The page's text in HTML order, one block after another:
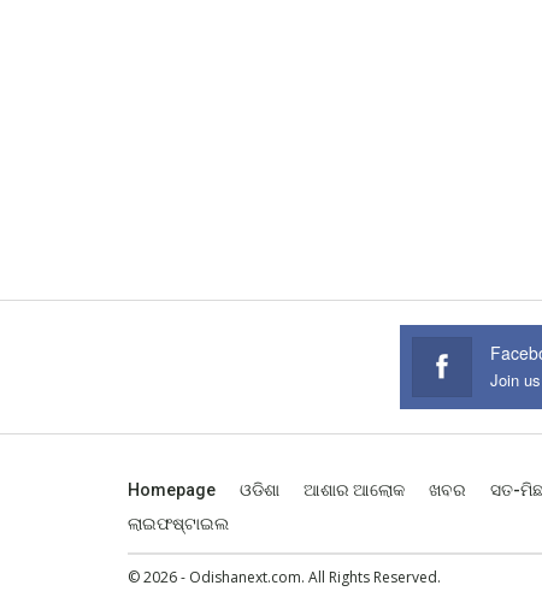
Join
Homepage ଓଡିଶା ଆଶାର ଆଲୋକ ଖବର ସତ-ମିଛ
ଲାଇଫଷ୍ଟାଇଲ
© 2026 - Odishanext.com. All Rights Reserved.